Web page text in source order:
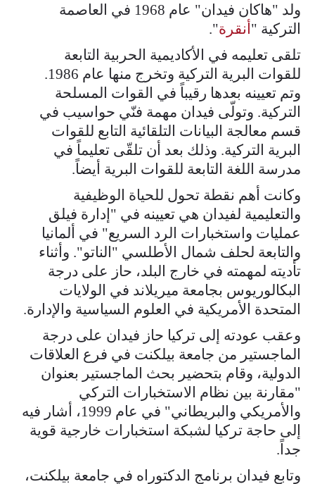
ولد "هاكان فيدان" عام 1968 في العاصمة
التركية " أنقرة".
تلقى تعليمه في الأكاديمية الحربية التابعة
للقوات البرية التركية وتخرج منها عام 1986.
وتم تعيينه بعدها رقيباً في القوات المسلحة
التركية. وتولّى فيدان مهمة فنّي حواسيب في
قسم معالجة البيانات التلقائية التابع للقوات
البرية التركية. وذلك بعد أن تلقّى تعليماً في
مدرسة اللغة التابعة للقوات البرية أيضاً.
وكانت أهم نقطة تحول للحياة الوظيفية
والتعليمية لفيدان هي تعيينه في "إدارة فيلق
عمليات واستخبارات الرد السريع" في ألمانيا
والتابعة لحلف شمال الأطلسي "الناتو". وأثناء
تأديته لمهمته في خارج البلد، حاز على درجة
البكالوريوس بجامعة ميريلاند في الولايات
المتحدة الأمريكية في العلوم السياسية والإدارة.
وعقب عودته إلى تركيا حاز فيدان على درجة
الماجستير من جامعة بيلكنت في فرع العلاقات
الدولية، وقام بتحضير بحث الماجستير بعنوان
"مقارنة بين نظام الاستخبارات التركي
والأمريكي والبريطاني" في عام 1999، أشار فيه
إلى حاجة تركيا لشبكة استخبارات خارجية قوية
جداً.
وتابع فيدان برنامج الدكتوراه في جامعة بيلكنت،